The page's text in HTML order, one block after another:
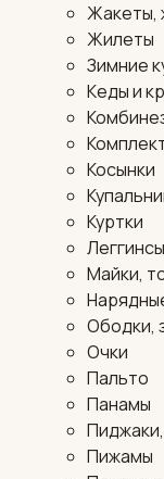
Жакеты,
Жилеты
Зимние
Кеды и
Косынки
Куртки
Леггинсы
Майки,
Ободки,
Очки
Пальто
Панамы
Пижамы